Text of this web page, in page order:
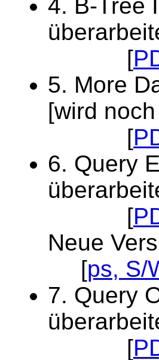
4. B-Tree
[
5. More
[wird
[
6. Query
[
Neue
[ps, S/
7. Query
[